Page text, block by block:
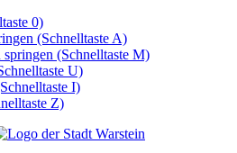
0)
(Schnelltaste A)
(Schnelltaste M)
U)
I)
Z)